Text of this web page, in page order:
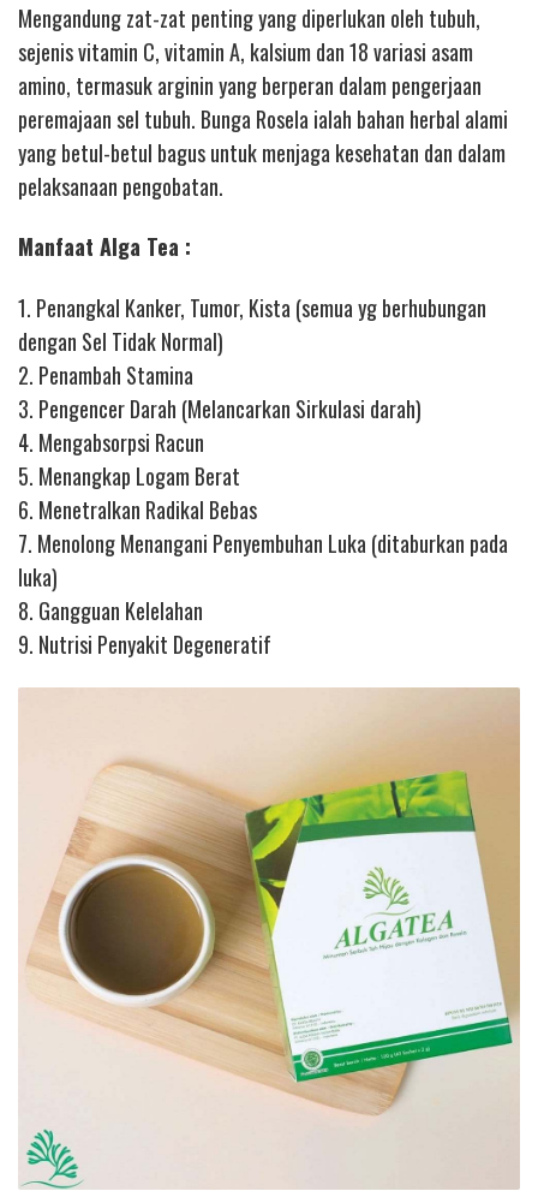
Mengandung zat-zat penting yang diperlukan oleh tubuh,
sejenis vitamin C, vitamin A, kalsium dan 18 variasi asam
amino, termasuk arginin yang berperan dalam pengerjaan
peremajaan sel tubuh. Bunga Rosela ialah bahan herbal alami
yang betul-betul bagus untuk menjaga kesehatan dan dalam
pelaksanaan pengobatan.
Manfaat Alga Tea :
1. Penangkal Kanker, Tumor, Kista (semua yg berhubungan
dengan Sel Tidak Normal)
2. Penambah Stamina
3. Pengencer Darah (Melancarkan Sirkulasi darah)
4. Mengabsorpsi Racun
5. Menangkap Logam Berat
6. Menetralkan Radikal Bebas
7. Menolong Menangani Penyembuhan Luka (ditaburkan pada
luka)
8. Gangguan Kelelahan
9. Nutrisi Penyakit Degeneratif